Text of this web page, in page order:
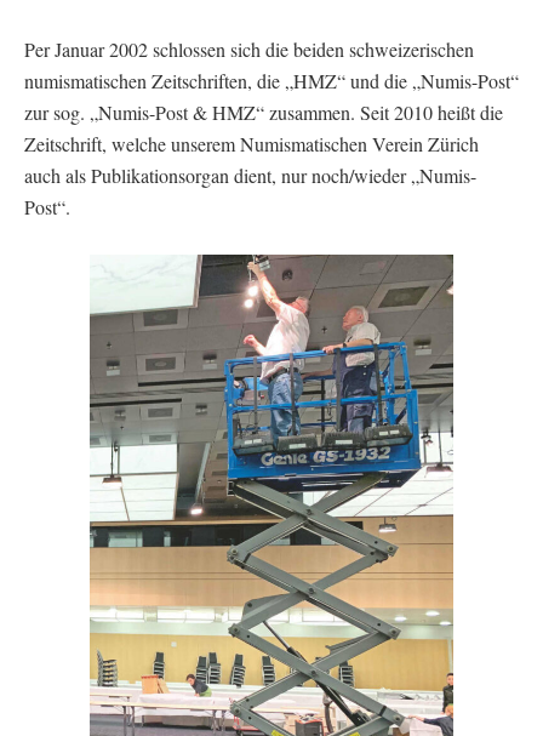
Per Januar 2002 schlossen sich die beiden schweizerischen
numismatischen Zeitschriften, die „HMZ“ und die „Numis-Post“
zur sog. „Numis-Post & HMZ“ zusammen. Seit 2010 heißt die
Zeitschrift, welche unserem Numismatischen Verein Zürich
auch als Publikationsorgan dient, nur noch/wieder „Numis-
Post“.